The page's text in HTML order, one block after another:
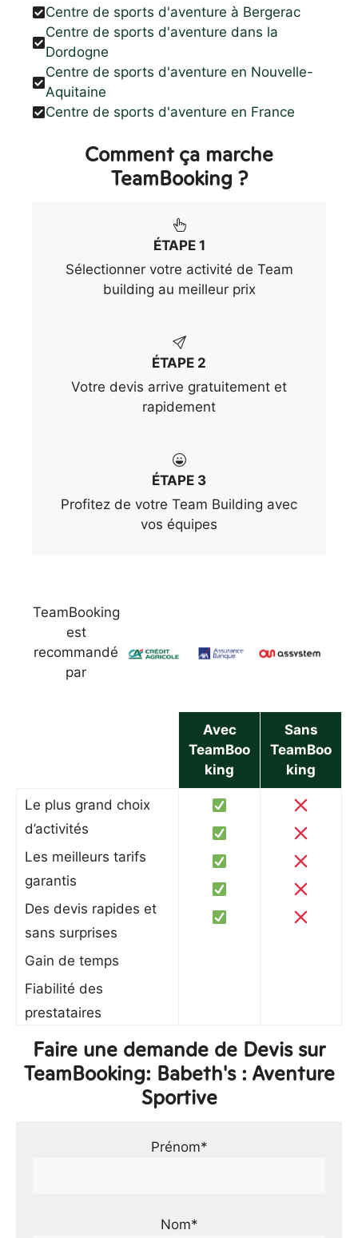
Centre de sports d'aventure à Bergerac
Centre de sports d'aventure dans la
Dordogne
Centre de sports d'aventure en Nouvelle-
Aquitaine
Centre de sports d'aventure en France
Comment ça marche
TeamBooking ?
ÉTAPE 1
Sélectionner votre activité de Team
building au meilleur prix
ÉTAPE 2
Votre devis arrive gratuitement et
rapidement
ÉTAPE 3
Profitez de votre Team Building avec
vos équipes
TeamBooking
est
recommandé
par
Avec
TeamBoo
king
Sans
TeamBoo
king
Le plus grand choix
d’activités
Les meilleurs tarifs
garantis
Des devis rapides et
sans surprises
Gain de temps
Fiabilité des
prestataires
Faire une demande de Devis sur
TeamBooking: Babeth's : Aventure
Sportive
Prénom*
Nom*